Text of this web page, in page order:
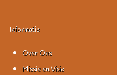
Informatie
Over Ons
Missie en Visie